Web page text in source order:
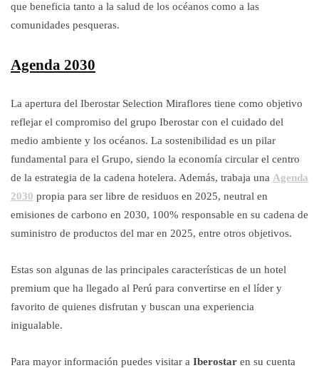
que beneficia tanto a la salud de los océanos como a las
comunidades pesqueras.
Agenda 2030
La apertura del Iberostar Selection Miraflores tiene como objetivo
reflejar el compromiso del grupo Iberostar con el cuidado del
medio ambiente y los océanos. La sostenibilidad es un pilar
fundamental para el Grupo, siendo la economía circular el centro
de la estrategia de la cadena hotelera. Además, trabaja una Agenda
2030 propia para ser libre de residuos en 2025, neutral en
emisiones de carbono en 2030, 100% responsable en su cadena de
suministro de productos del mar en 2025, entre otros objetivos.
Estas son algunas de las principales características de un hotel
premium que ha llegado al Perú para convertirse en el líder y
favorito de quienes disfrutan y buscan una experiencia
inigualable.
Para mayor información puedes visitar a Iberostar en su cuenta